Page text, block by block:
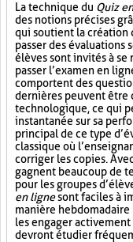
La technique du Quiz
des notions précises
qui soutient la création
passer des évaluations
élèves sont invités à se
passer l’examen en
comportent des
dernières peuvent être
technologique, ce qui
instantanée sur sa
principal de ce type
classique où
corriger les copies.
gagnent beaucoup de
pour les groupes
en lignesont faciles à
manière hebdomadaire
les engager activement
devront étudier